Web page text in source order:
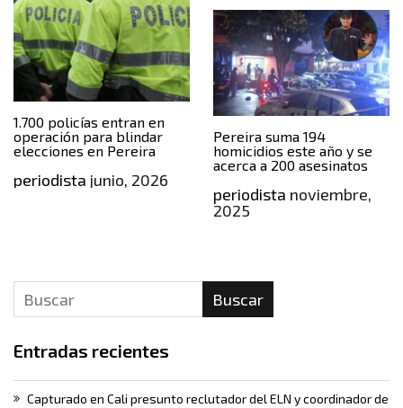
1.700 policías entran en
operación para blindar
elecciones en Pereira
periodista junio, 2026
Pereira suma 194
homicidios este año y se
acerca a 200 asesinatos
periodista noviembre,
2025
Buscar
Entradas recientes
Capturado en Cali presunto reclutador del ELN y coordinador de